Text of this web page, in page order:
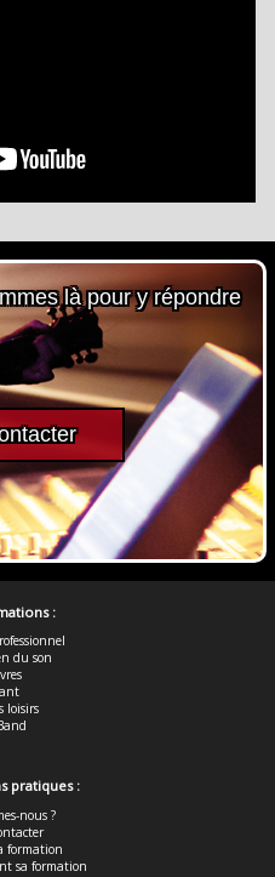
là pour y répondre
:
du son
loisirs
pratiques :
nous ?
formation
sa formation